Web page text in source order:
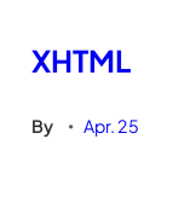
XHTML
By • Apr. 25